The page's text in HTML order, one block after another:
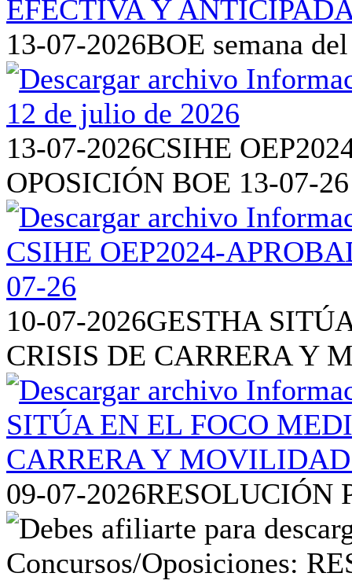
13-07-2026BOE semana
13-07-2026CSIHE
OPOSICIÓN BOE 13-07-26
10-07-2026GESTHA
CRISIS DE CARRERA Y
09-07-2026RESOLUCIÓN